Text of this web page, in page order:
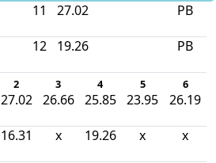
11 27.02 PB
12 19.26 PB
2 3 4 5 6
27.02 26.66 25.85 23.95 26.19
16.31 x 19.26 x x